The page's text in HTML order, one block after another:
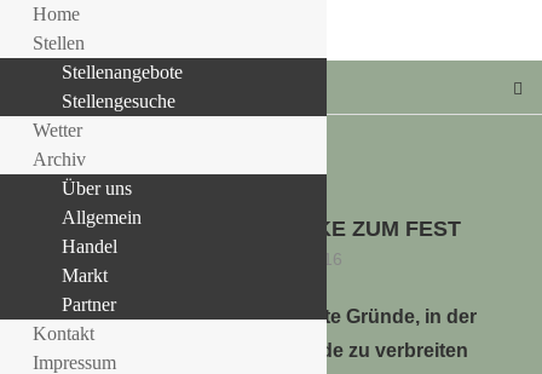
BLÜHENDE GESCHENKE ZUM FEST
7. Dezember 2016
1000 gute Gründe, in der
Weihnachtszeit mit Blumen Freude zu verbreiten
Home
Stellen
Stellenangebote
Stellengesuche
Wetter
Archiv
Über uns
Allgemein
Handel
Markt
Partner
Kontakt
Impressum